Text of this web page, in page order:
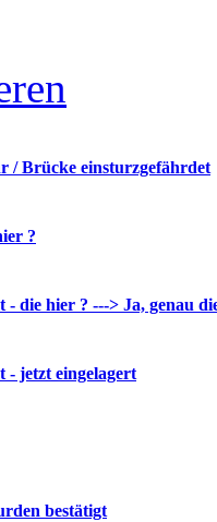
/ Brücke einsturzgefährdet
?
die hier ? ---> Ja, genau
- jetzt eingelagert
bestätigt